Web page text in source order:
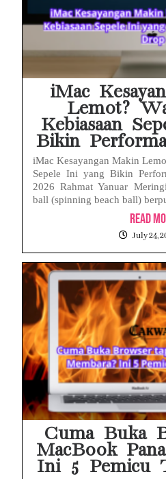
iMac
Lemot?
Kebiasaan
Bikin
iMac Kesayangan Makin
Sepele Ini yang Bikin
2026 Rahmat Yanuar
ball (spinning beach ball)
Read
July 24,
Cuma Buka
MacBook
Ini 5 Pemicu